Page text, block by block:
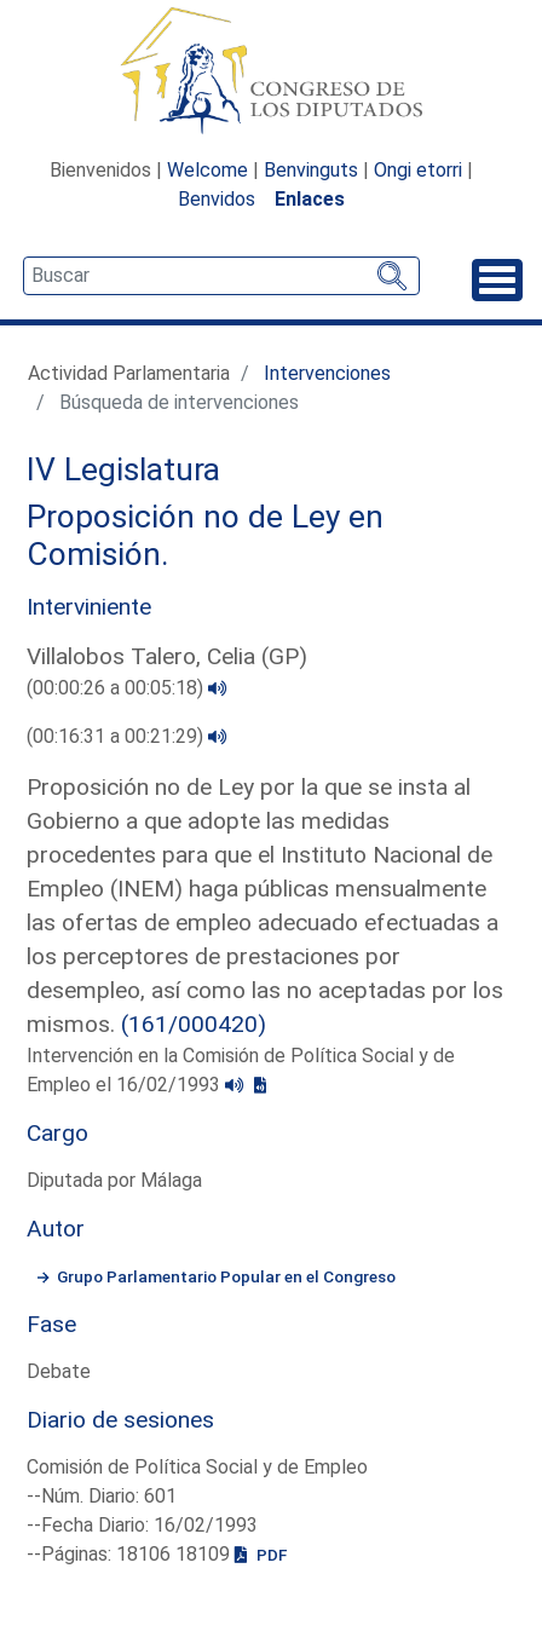
Bienvenidos | Welcome | Benvinguts | Ongi etorri |
Benvidos
Enlaces
Actividad Parlamentaria
Intervenciones
Búsqueda de intervenciones
IV Legislatura
Proposición no de Ley en
Comisión.
Interviniente
Villalobos Talero, Celia (GP)
(00:00:26 a 00:05:18)
(00:16:31 a 00:21:29)
Proposición no de Ley por la que se insta al
Gobierno a que adopte las medidas
procedentes para que el Instituto Nacional de
Empleo (INEM) haga públicas mensualmente
las ofertas de empleo adecuado efectuadas a
los perceptores de prestaciones por
desempleo, así como las no aceptadas por los
mismos. (161/000420)
Intervención en la Comisión de Política Social y de
Empleo el 16/02/1993
Cargo
Diputada por Málaga
Autor
Grupo Parlamentario Popular en el Congreso
Fase
Debate
Diario de sesiones
Comisión de Política Social y de Empleo
--Núm. Diario: 601
--Fecha Diario: 16/02/1993
--Páginas: 18106 18109
PDF